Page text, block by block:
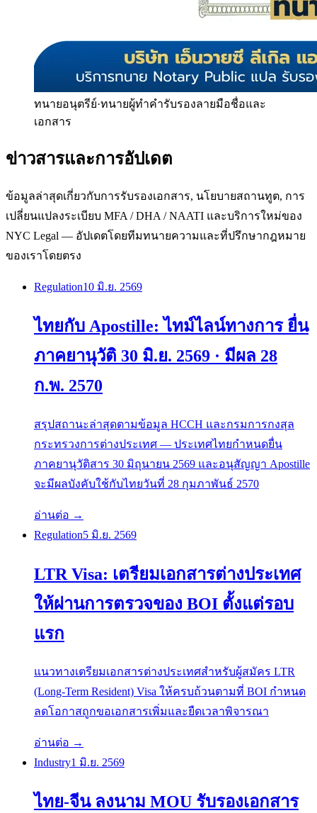
ทนายอนุตรีย์·ทนายผู้ทำคำรับรองลายมือชื่อและ
เอกสาร
ข่าวสารและการอัปเดต
ข้อมูลล่าสุดเกี่ยวกับการรับรองเอกสาร, นโยบายสถานทูต, การ
เปลี่ยนแปลงระเบียบ MFA / DHA / NAATI และบริการใหม่ของ
NYC Legal — อัปเดตโดยทีมทนายความและที่ปรึกษากฎหมาย
ของเราโดยตรง
Regulation10 มิ.ย. 2569
ไทยกับ Apostille: ไทม์ไลน์ทางการ ยื่น
ภาคยานุวัติ 30 มิ.ย. 2569 · มีผล 28
ก.พ. 2570
สรุปสถานะล่าสุดตามข้อมูล HCCH และกรมการกงสุล
กระทรวงการต่างประเทศ — ประเทศไทยกำหนดยื่น
ภาคยานุวัติสาร 30 มิถุนายน 2569 และอนุสัญญา Apostille
จะมีผลบังคับใช้กับไทยวันที่ 28 กุมภาพันธ์ 2570
อ่านต่อ →
Regulation5 มิ.ย. 2569
LTR Visa: เตรียมเอกสารต่างประเทศ
ให้ผ่านการตรวจของ BOI ตั้งแต่รอบ
แรก
แนวทางเตรียมเอกสารต่างประเทศสำหรับผู้สมัคร LTR
(Long-Term Resident) Visa ให้ครบถ้วนตามที่ BOI กำหนด
ลดโอกาสถูกขอเอกสารเพิ่มและยืดเวลาพิจารณา
อ่านต่อ →
Industry1 มิ.ย. 2569
ไทย-จีน ลงนาม MOU รับรองเอกสาร